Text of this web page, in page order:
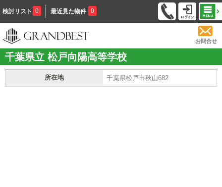
検討リスト 0 最近見た物件 0
お問合せ
千葉県立 松戸向陽高等学校
所在地 千葉県松戸市秋山682